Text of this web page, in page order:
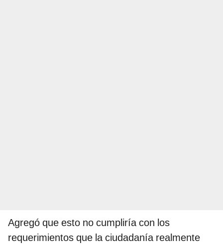
Agregó que esto no cumpliría con los
requerimientos que la ciudadanía realmente